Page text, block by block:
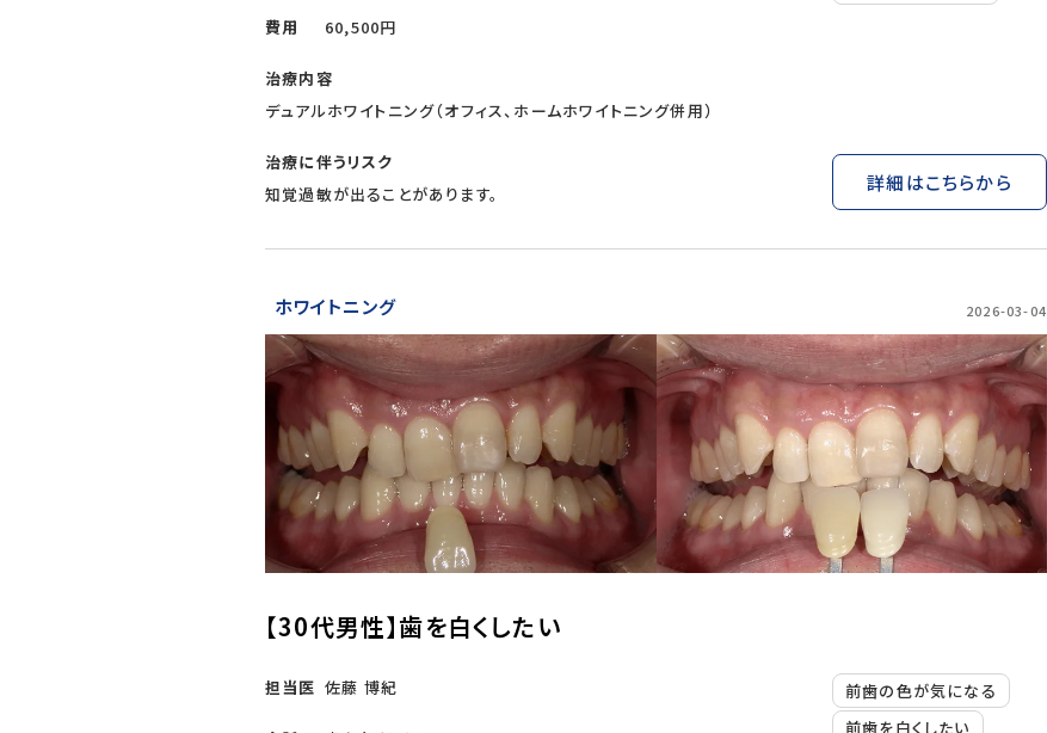
費用 60,500円
治療内容
デュアルホワイトニング（オフィス、ホームホワイトニング併用）
治療に伴うリスク
知覚過敏が出ることがあります。
詳細はこちらから
ホワイトニング 2026-03-04
【30代男性】歯を白くしたい
担当医 佐藤 博紀
前歯の色が気になる
前歯を白くしたい